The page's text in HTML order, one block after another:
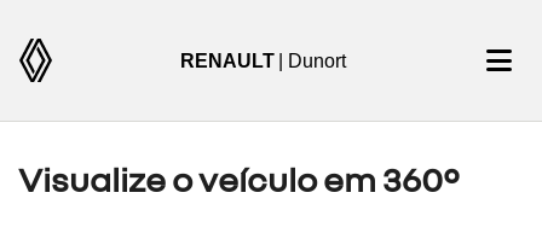
RENAULT | Dunort
Visualize o veículo em 360°